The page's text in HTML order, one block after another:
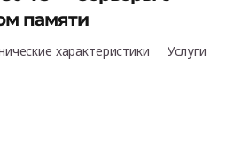
памяти
характеристики Услуги